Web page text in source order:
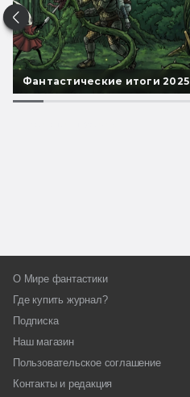
Фантастические итоги 2025
О Мире фантастики
Где купить журнал?
Подписка
Наш магазин
Пользовательское соглашение
Контакты и редакция